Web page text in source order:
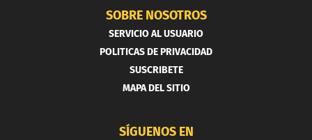
SOBRE NOSOTROS
SERVICIO AL USUARIO
POLITICAS DE PRIVACIDAD
SUSCRIBETE
MAPA DEL SITIO
SÍGUENOS EN